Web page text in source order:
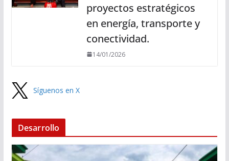
proyectos estratégicos
en energía, transporte y
conectividad.
14/01/2026
Síguenos en X
Desarrollo